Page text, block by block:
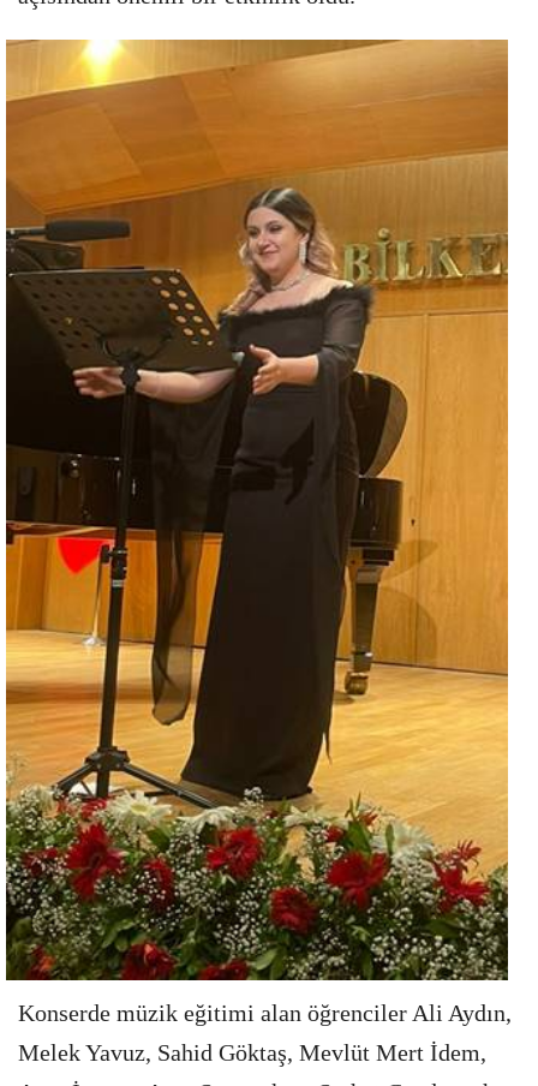
Konserde müzik eğitimi alan öğrenciler Ali Aydın,
Melek Yavuz, Sahid Göktaş, Mevlüt Mert İdem,